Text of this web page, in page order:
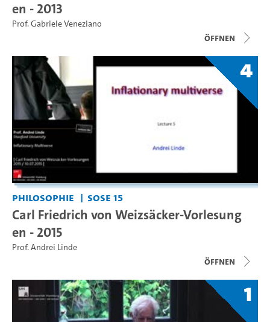
en - 2013
Prof. Gabriele Veneziano
Öffnen
4
Philosophie SoSe 15
Carl Friedrich von Weizsäcker-Vorlesung
en - 2015
Prof. Andrei Linde
Öffnen
1